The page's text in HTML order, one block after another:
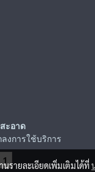
ะอาด
งการใช้บริการ
1รายละเอียดเพิ่มเติมได้ที่